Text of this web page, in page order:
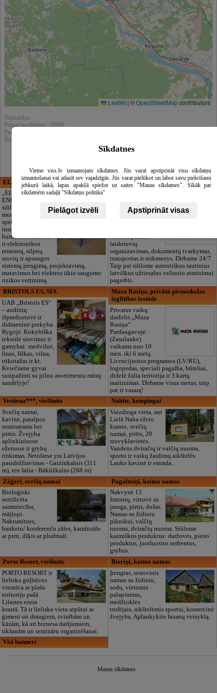
Leaflet | ©OpenStreetMapcontributors
Statistika:
Pilnai peržūrėta : 2098
Parodytas paieškos rezultatuose : 9681
Žiūrėti kataloge :
ELECTRIC ENERGY
„ELECTRIC
ENERGY Kandava“
siūlo pilną elektros
montavimo darbų
spektrą,
instaliacijos,
buitinės technikos
ir elektronikos
remontą, silpnų
srovių ir apsaugos
sistemų įrengimą, projektavimą,
matavimus bei elektros ūkio saugumo
rizikos vertinimą.
CĒSU APBEDĪŠANAS
PAKALPOJUMI, SIA
atsisveikinimas be
papildomų
viskuo: pilnas
laidotuvių
organizavimas, dokumentų tvarkymas,
transportas ir reikmenys. Dirbame 24/7.
Taip pat siūlome autentiškus tautinius
latviškus užtiesalus velionio atminimui
pagerbti.
BRISTOLS ES, SIA
UAB „Bristols ES“
– audinių
išparduotuvė ir
didmeninė prekyba
Rygoje. Kokybiška
tekstilė siuvimui ir
gamybai: medvilnė,
linas, šilkas, vilna,
trikotažas ir kt.
Kviečiame gyvai
susipažinti su pilnu asortimentu mūsų
sandėlyje!
Maza Rasiņa, privātā pirmsskolas
izglītības iestāde
Privatus vaikų
darželis „Maza
Rasiņa“
Pardaugavoje
(Zasulauke)
vaikams nuo 10
mėn. iki 6 metų.
Licencijuotos programos (LV/RU),
logopedas, speciali pagalba, būreliai,
didelė žalia teritorija ir 3 kartų
maitinimas. Dirbame visus metus, taip
pat ir vasarą!
Vestiena***, viešbutis
Svečių namai,
kavinė, patalpos
seminarams bei
pirtis. Žvejyba
aplinkiniuose
ežeruose ir grybų
rinkimas. Netoliese yra Latvijos
pasididžiavimas - Gaizinkalnis (311
m), ten šalia - Bākūžkalns (268 m).
Nabīte, kempingai
Vaizdinga vieta, ant
Lielā Naba ežero
kranto, svečių
namai, pirtis, 28
stovyklavietės.
Vandens dviračių ir valčių nuoma,
sporto ir vaikų žaidimų aikštelės.
Lauko kavinė ir estrada..
Zāģeri, svečių namai
Bioloģiski
sertificēta
saimniecība,
mājlopi.
Naktsmītnes,
banketu/ konferenču zāles, kamīnzāle
ar pirti, dīķis ar pludmali.
Pagalmiņi, kaimo namas
Nakvynė 15
žmonių, virtuvė su
įranga, pirtis, dušas.
Namas su židiniu
piknikui, valčių
nuoma, dviračių nuoma. Siūlome
kaimiškus produktus: daržovės, pieno
produktus, juoduosius serbentus,
grybus.
Porto Resort, viešbutis
PORTO RESORT ir
lieliska guļbūves
viesnīca ar plašu
teritoriju pašā
Lilastes ezera
krastā. Tā ir lieliska vieta atpūtai ar
ģimeni un draugiem, svinībām un
kāzām, kā arī biznesa darījumiem,
tikšanām un semināru organizēšanai.
Bieriņi, kaimo namas
Įrengtas, senovinis
namas su židiniu,
sodu, vietomis
palapinėms,
medžioklės
trofėjais, aikštelėmis sportui, komercinė
žvejyba. Aplankykite fazanų veisyklą.
Visi banneri
Sīkdatnes
Vietne viss.lv izmantojam sīkdatnes. Jūs varat apstiprināt visu sīkdatņu
izmantošanai vai atlasīt sev vajadzīgās. Jūs varat pārlūkot un labot savu piekrišanu
jebkurā laikā, lapas apakšā spiežot uz saites "Manas sīkdatnes". Sīkāk par
sīkdatnēm sadaļā "Sīkdatņu politika"
Pielāgot izvēli Apstiprināt visas
Manas sīkdatnes